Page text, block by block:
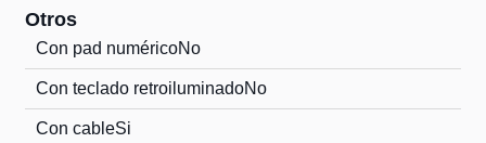
Otros
Con pad numéricoNo
Con teclado retroiluminadoNo
Con cableSi